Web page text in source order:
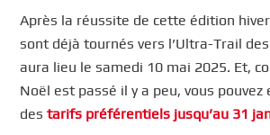
Après la réussite de cette édition
sont déjà tournés vers l’Ultra-Trail
aura lieu le samedi 10 mai 2025. Et,
Noël est passé il y a peu, vous
destarifs préférentiels jusqu’au 31